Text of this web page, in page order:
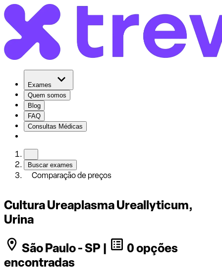
Exames
Quem somos
Blog
FAQ
Consultas Médicas
Buscar exames
Comparação de preços
Cultura Ureaplasma Ureallyticum,
Urina
São Paulo - SP |
0 opções
encontradas